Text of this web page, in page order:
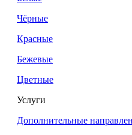
Чёрные
Красные
Бежевые
Цветные
Услуги
Дополнительные